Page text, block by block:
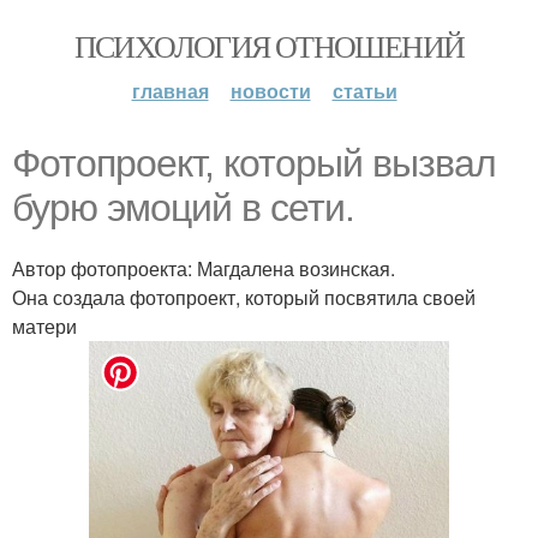
ПСИХОЛОГИЯ ОТНОШЕНИЙ
главная новости статьи
Фотопроект, который вызвал
бурю эмоций в сети.
Автор фотопроекта: Магдалена возинская.
Она создала фотопроект, который посвятила своей
матери